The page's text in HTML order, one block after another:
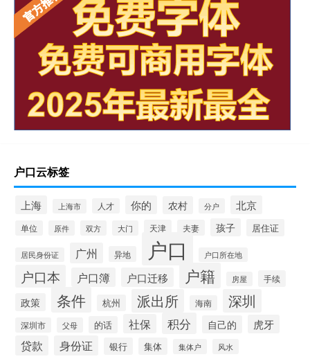
户口云标签
上海 上海市 人才 你的 农村 分户 北京
单位 原件 双方 大门 天津 夫妻 孩子 居住证
居民身份证 广州 异地 户口 户口所在地
户口本 户口簿 户口迁移 户籍 房屋 手续
政策 条件 杭州 派出所 海南 深圳
深圳市 父母 的话 社保 积分 自己的 虎牙
贷款 身份证 银行 集体 集体户 风水